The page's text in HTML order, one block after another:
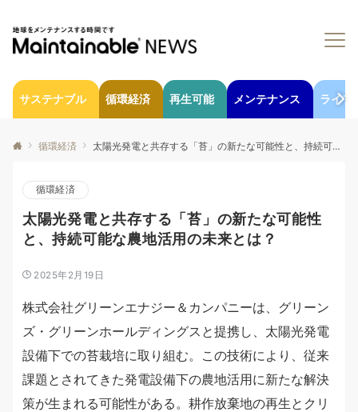
サステナブル 循環経済 再生可能 メンテナンス ライフ
循環経済 太陽光発電と共存する「苔」の新たな可能性と、持続可能な農地活用の未来とは？
循環経済
太陽光発電と共存する「苔」の新たな可能性
と、持続可能な農地活用の未来とは？
2025年2月19日
株式会社グリーンエナジー＆カンパニーは、グリーン
ズ・グリーンホールディングスと提携し、太陽光発電
設備下での苔栽培に取り組む。この技術により、従来
課題とされてきた発電設備下の農地活用に新たな解決
策が生まれる可能性がある。耕作放棄地の再生とクリ